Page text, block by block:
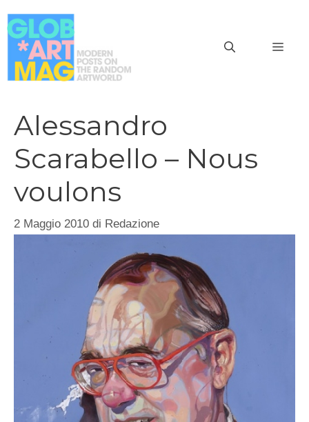
al
contenuto
Alessandro
Scarabello – Nous
voulons
2 Maggio 2010 di Redazione